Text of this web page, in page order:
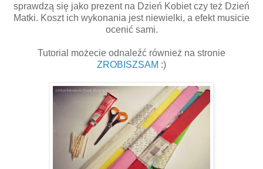
sprawdzą się jako prezent na Dzień Kobiet czy też Dzień
Matki. Koszt ich wykonania jest niewielki, a efekt musicie
ocenić sami.
Tutorial możecie odnaleźć również na stronie
ZROBISZSAM :)